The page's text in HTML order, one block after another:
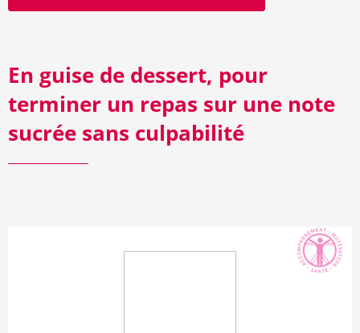
En guise de dessert, pour
terminer un repas sur une note
sucrée sans culpabilité